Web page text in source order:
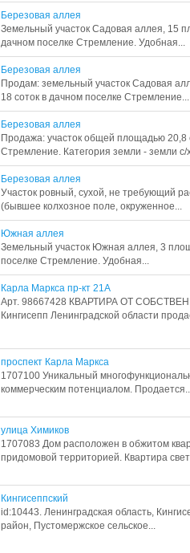
Березовая аллея
Земельный участок Садовая аллея, 15
дачном поселке Стремление. Удобная...
Березовая аллея
Продам: земельный участок Садовая
18 соток в дачном поселке
Березовая аллея
Продажа: участок общей площадью 20,8
Стремление. Категория земли - земли с/
Березовая аллея
Участок ровный, сухой, не требующий
(бывшее колхозное поле, окруженное...
Южная аллея
Земельный участок Южная аллея, 3
поселке Стремление. Удобная...
Карла Маркса пр-кт 21А
Арт. 98667428 КВАРТИРА ОТ
Кингисепп Ленинградской области
проспект Карла Маркса
1707100 Уникальный
коммерческим потенциалом.
улица Химиков
1707083 Дом расположен в обжитом
придомовой территорией. Квартира
Кингисеппский
id:10443. Ленинградская область,
район, Пустомержское сельское...